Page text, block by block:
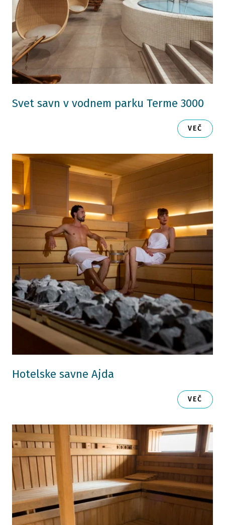
Svet savn v vodnem parku Terme 3000
VEČ
Hotelske savne Ajda
VEČ